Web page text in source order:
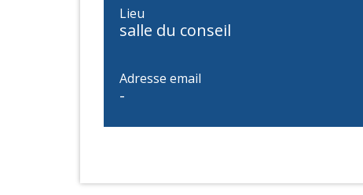
Lieu
salle du conseil
Adresse email
-